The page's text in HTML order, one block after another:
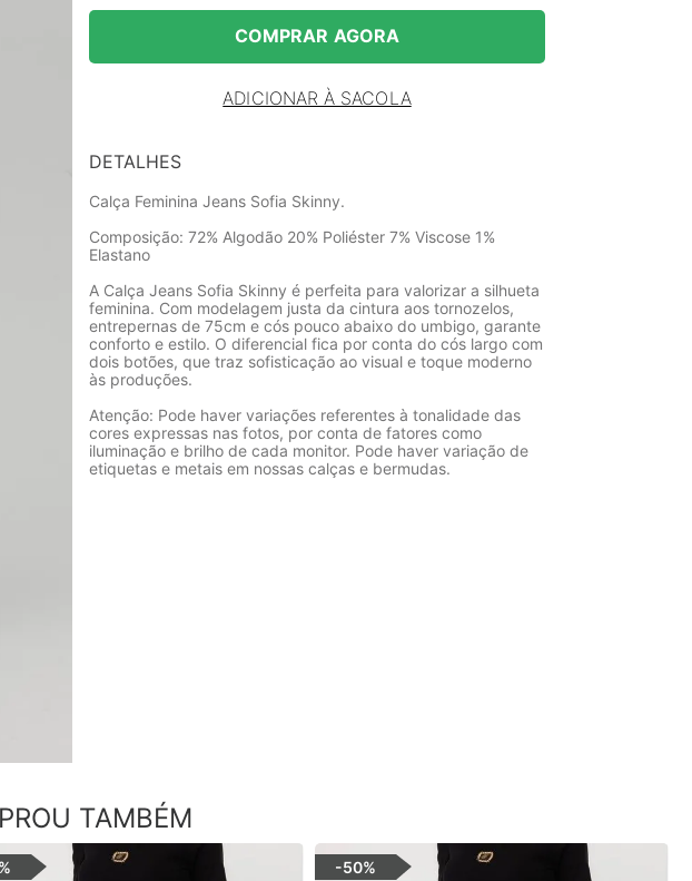
COMPRAR AGORA
ADICIONAR À SACOLA
DETALHES
Calça Feminina Jeans Sofia Skinny.
Composição: 72% Algodão 20% Poliéster 7% Viscose 1%
Elastano
A Calça Jeans Sofia Skinny é perfeita para valorizar a silhueta
feminina. Com modelagem justa da cintura aos tornozelos,
entrepernas de 75cm e cós pouco abaixo do umbigo, garante
conforto e estilo. O diferencial fica por conta do cós largo com
dois botões, que traz sofisticação ao visual e toque moderno
às produções.
Atenção: Pode haver variações referentes à tonalidade das
cores expressas nas fotos, por conta de fatores como
iluminação e brilho de cada monitor. Pode haver variação de
etiquetas e metais em nossas calças e bermudas.
TAMBÉM
-50%